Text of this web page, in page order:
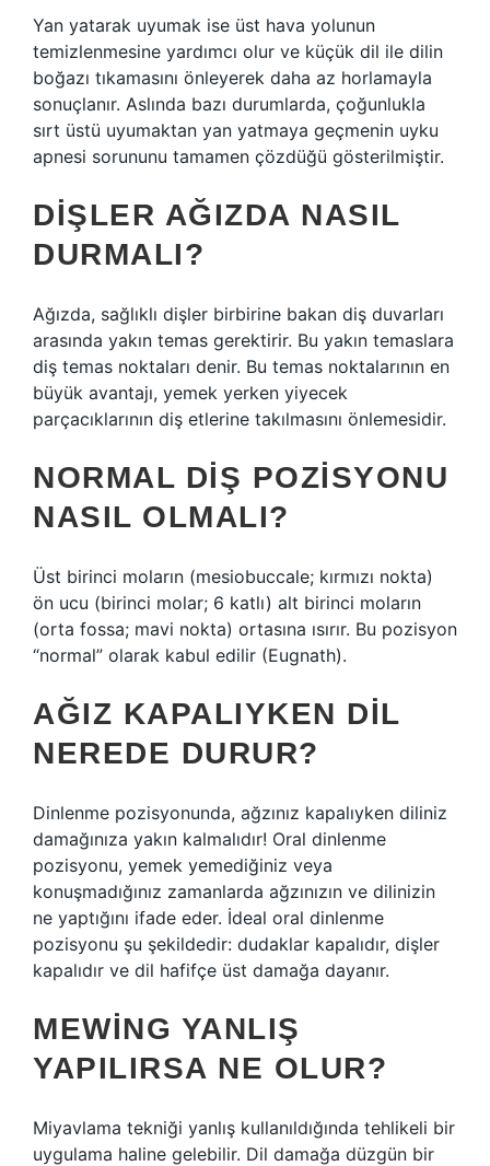
Yan yatarak uyumak ise üst hava yolunun
temizlenmesine yardımcı olur ve küçük dil ile dilin
boğazı tıkamasını önleyerek daha az horlamayla
sonuçlanır. Aslında bazı durumlarda, çoğunlukla
sırt üstü uyumaktan yan yatmaya geçmenin uyku
apnesi sorununu tamamen çözdüğü gösterilmiştir.
DIŞLER AĞIZDA NASIL
DURMALI?
Ağızda, sağlıklı dişler birbirine bakan diş duvarları
arasında yakın temas gerektirir. Bu yakın temaslara
diş temas noktaları denir. Bu temas noktalarının en
büyük avantajı, yemek yerken yiyecek
parçacıklarının diş etlerine takılmasını önlemesidir.
NORMAL DIŞ POZISYONU
NASIL OLMALI?
Üst birinci moların (mesiobuccale; kırmızı nokta)
ön ucu (birinci molar; 6 katlı) alt birinci moların
(orta fossa; mavi nokta) ortasına ısırır. Bu pozisyon
“normal” olarak kabul edilir (Eugnath).
AĞIZ KAPALIYKEN DIL
NEREDE DURUR?
Dinlenme pozisyonunda, ağzınız kapalıyken diliniz
damağınıza yakın kalmalıdır! Oral dinlenme
pozisyonu, yemek yemediğiniz veya
konuşmadığınız zamanlarda ağzınızın ve dilinizin
ne yaptığını ifade eder. İdeal oral dinlenme
pozisyonu şu şekildedir: dudaklar kapalıdır, dişler
kapalıdır ve dil hafifçe üst damağa dayanır.
MEWING YANLIŞ
YAPILIRSA NE OLUR?
Miyavlama tekniği yanlış kullanıldığında tehlikeli bir
uygulama haline gelebilir. Dil damağa düzgün bir